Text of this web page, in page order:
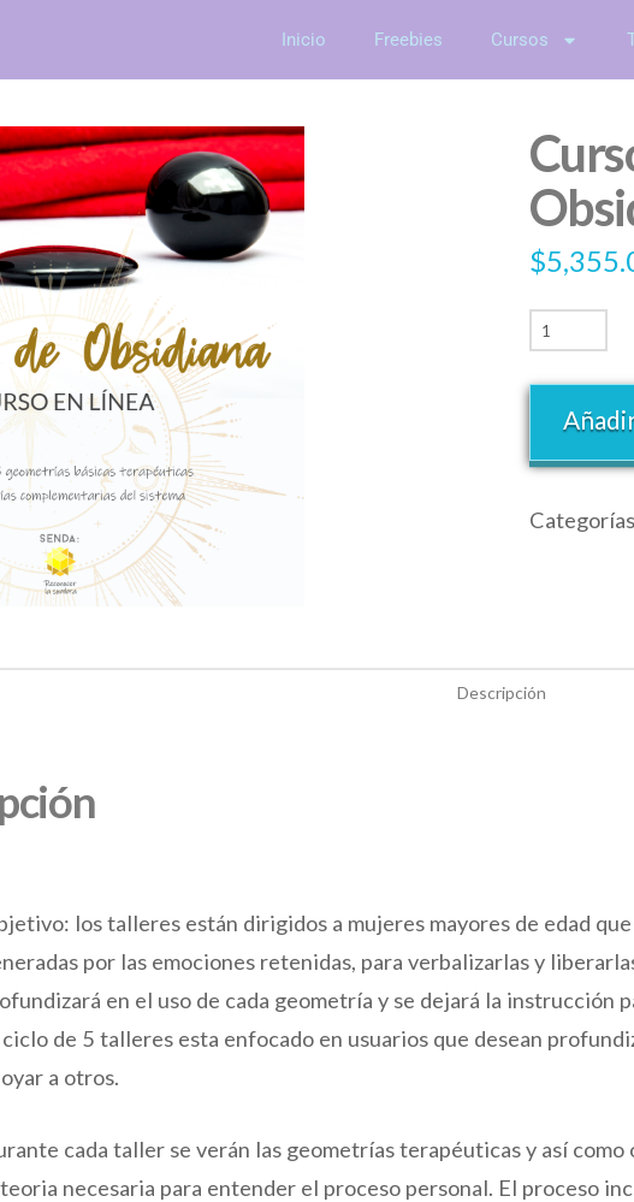
Inicio Freebies Cursos
$
Descripción
los talleres están dirigidos a mujeres mayores de edad
por las emociones retenidas, para verbalizarlas y
en el uso de cada geometría y se dejará la instrucción
ciclo de 5 talleres esta enfocado en usuarios que desean
a otros.
cada taller se verán las geometrías terapéuticas y así
necesaria para entender el proceso personal. El proceso